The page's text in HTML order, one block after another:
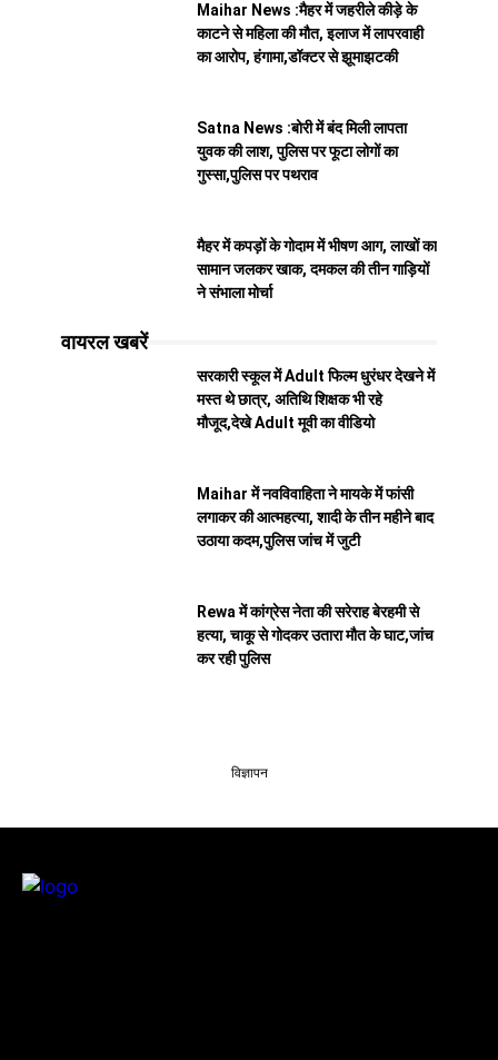
Maihar News :मैहर में जहरीले कीड़े के
काटने से महिला की मौत, इलाज में लापरवाही
का आरोप, हंगामा,डॉक्टर से झूमाझटकी
Satna News :बोरी में बंद मिली लापता
युवक की लाश, पुलिस पर फूटा लोगों का
गुस्सा,पुलिस पर पथराव
मैहर में कपड़ों के गोदाम में भीषण आग, लाखों का
सामान जलकर खाक, दमकल की तीन गाड़ियों
ने संभाला मोर्चा
वायरल खबरें
सरकारी स्कूल में Adult फिल्म धुरंधर देखने में
मस्त थे छात्र, अतिथि शिक्षक भी रहे
मौजूद,देखे Adult मूवी का वीडियो
Maihar में नवविवाहिता ने मायके में फांसी
लगाकर की आत्महत्या, शादी के तीन महीने बाद
उठाया कदम,पुलिस जांच में जुटी
Rewa में कांग्रेस नेता की सरेराह बेरहमी से
हत्या, चाकू से गोदकर उतारा मौत के घाट,जांच
कर रही पुलिस
विज्ञापन